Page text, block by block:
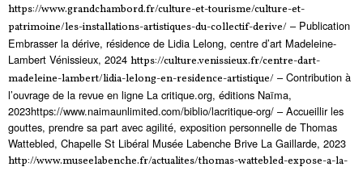
https://www.grandchambord.fr/culture-et-tourisme/culture-et-
patrimoine/les-installations-artistiques-du-collectif-derive/ – Publication
Embrasser la dérive, résidence de Lidia Lelong, centre d’art Madeleine-
Lambert Vénissieux, 2024 https://culture.venissieux.fr/centre-dart-
madeleine-lambert/lidia-lelong-en-residence-artistique/ – Contribution à
l’ouvrage de la revue en ligne La critique.org, éditions Naïma,
2023https://www.naimaunlimited.com/biblio/lacritique-org/ – Accueillir les
gouttes, prendre sa part avec agilité, exposition personnelle de Thomas
Wattebled, Chapelle St Libéral Musée Labenche Brive La Gaillarde, 2023
http://www.museelabenche.fr/actualites/thomas-wattebled-expose-a-la-